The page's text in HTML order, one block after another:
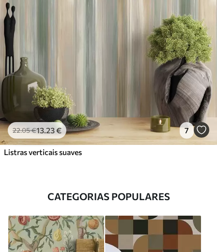
22.05€13.23€ 7
Listras verticais suaves
CATEGORIAS POPULARES